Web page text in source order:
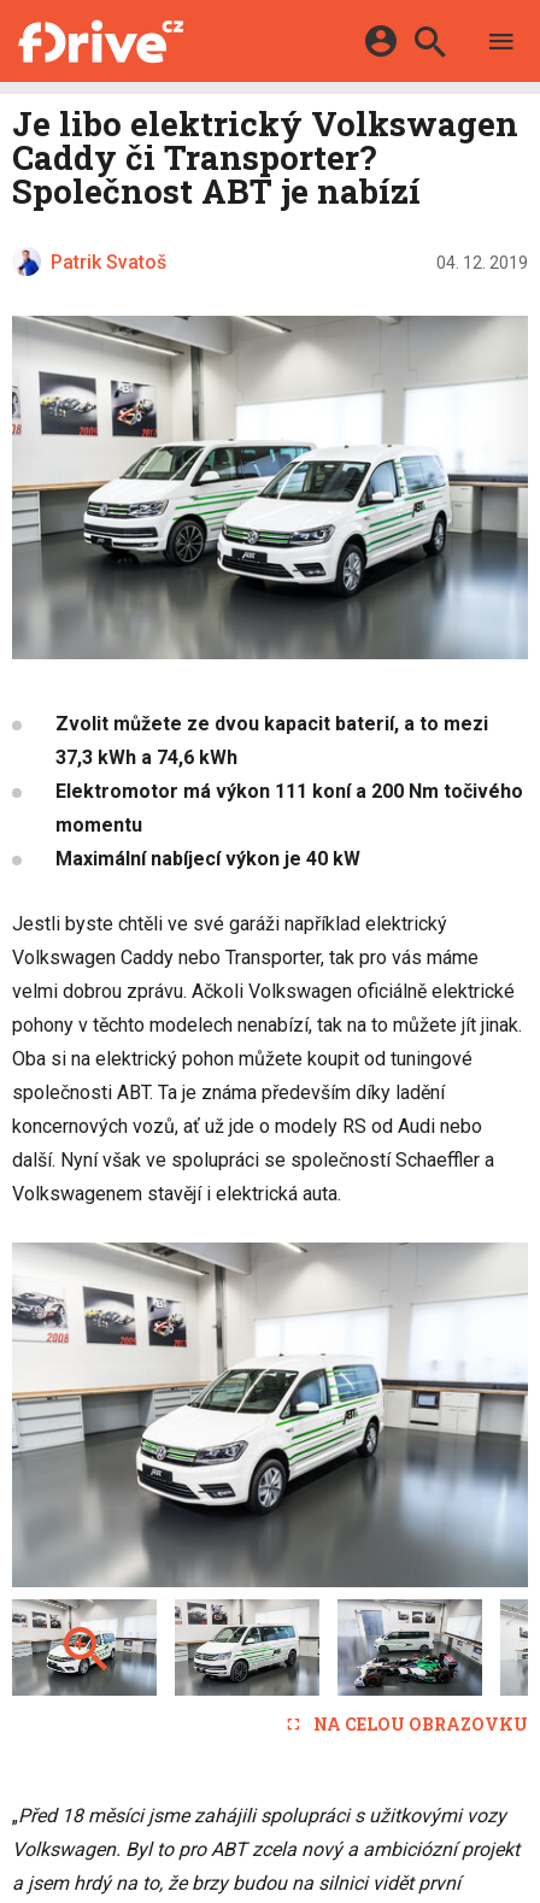
KATALOG
MAPA STANIC
VIDEA
DALŠÍ
HYBRIDY
E-MOTORSPORT
OSTATNÍ
Facebook Google
Je libo elektrický Volkswagen
Caddy či Transporter?
Společnost ABT je nabízí
Patrik Svatoš 04. 12. 2019
Zvolit můžete ze dvou kapacit baterií, a to mezi
37,3 kWh a 74,6 kWh
Elektromotor má výkon 111 koní a 200 Nm točivého
momentu
Maximální nabíjecí výkon je 40 kW
Jestli byste chtěli ve své garáži například elektrický
Volkswagen Caddy nebo Transporter, tak pro vás máme
velmi dobrou zprávu. Ačkoli Volkswagen oficiálně elektrické
pohony v těchto modelech nenabízí, tak na to můžete jít jinak.
Oba si na elektrický pohon můžete koupit od tuningové
společnosti ABT. Ta je známa především díky ladění
koncernových vozů, ať už jde o modely RS od Audi nebo
další. Nyní však ve spolupráci se společností Schaeffler a
Volkswagenem stavějí i elektrická auta.
NA CELOU OBRAZOVKU
„Před 18 měsíci jsme zahájili spolupráci s užitkovými vozy
Volkswagen. Byl to pro ABT zcela nový a ambiciózní projekt
a jsem hrdý na to, že brzy budou na silnici vidět první